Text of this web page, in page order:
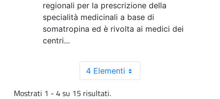
regionali per la prescrizione della
specialità medicinali a base di
somatropina ed è rivolta ai medici dei
centri...
4 Elementi
Mostrati 1 - 4 su 15 risultati.